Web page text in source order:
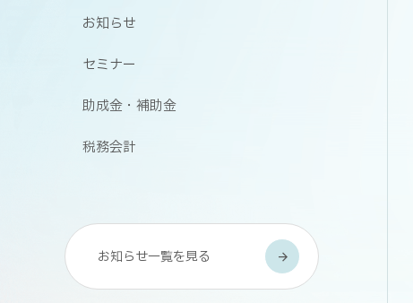
お知らせ
セミナー
助成金・補助金
税務会計
お知らせ一覧を見る
arrow_forward arrow_forward